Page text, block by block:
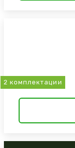
2 комплектации